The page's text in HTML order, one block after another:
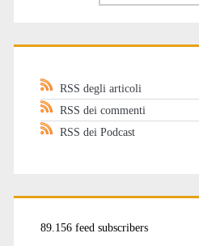
RSS degli articoli
RSS dei commenti
RSS dei Podcast
89.156 feed subscribers